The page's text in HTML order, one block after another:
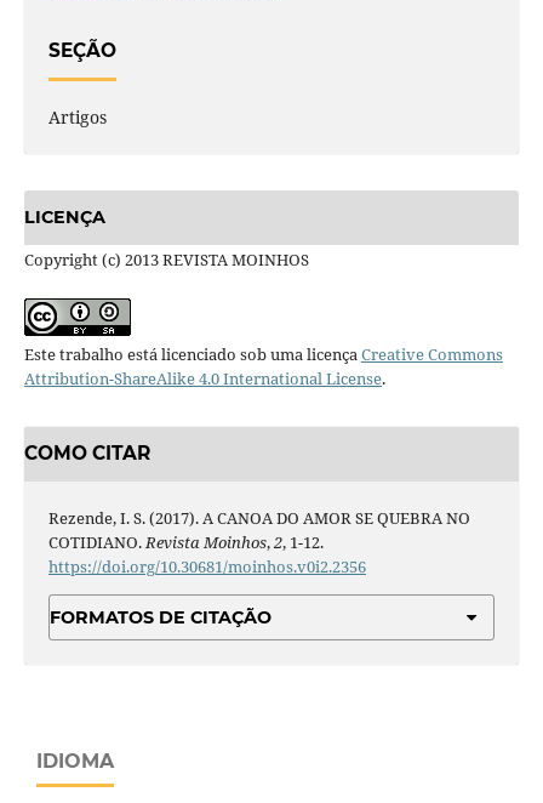
SEÇÃO
Artigos
LICENÇA
Copyright (c) 2013 REVISTA MOINHOS
Este trabalho está licenciado sob uma licençaCreative Commons
Attribution-ShareAlike 4.0 International License.
COMO CITAR
Rezende, I. S. (2017). A CANOA DO AMOR SE QUEBRA NO
COTIDIANO.Revista Moinhos,2, 1-12.
https://doi.org/10.30681/moinhos.v0i2.2356
FORMATOS DE CITAÇÃO
IDIOMA